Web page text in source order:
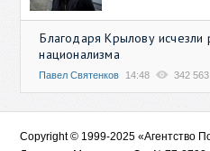
Благодаря Крылову исчезли
национализма
Павел Святенков 14:48 342 563
Copyright © 1999-2025 «Агентство